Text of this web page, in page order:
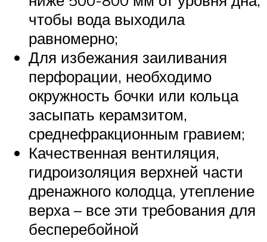
чтобы вода выходила
равномерно;
Для избежания заиливания
перфорации, необходимо
окружность бочки или кольца
засыпать керамзитом,
среднефракционным гравием;
Качественная вентиляция,
гидроизоляция верхней части
дренажного колодца, утепление
верха – все эти требования для
бесперебойной